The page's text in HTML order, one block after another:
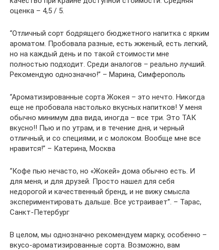
оценка – 4,5 / 5.
“Отличный сорт бодрящего бюджетного напитка с ярким
ароматом. Пробовала разные, есть жженый, есть легкий,
но на каждый день и по такой стоимости мне
полностью подходит. Среди аналогов – реально лучший.
Рекомендую однозначно!” – Марина, Симферополь
“Ароматизированные сорта Жокея – это нечто. Никогда
еще не пробовала настолько вкусных напитков! У меня
обычно минимум два вида, иногда – все три. Это ТАК
вкусно!! Пью и по утрам, и в течение дня, и черный
отличный, и со специями, и с молоком. Вообще мне все
нравится!” – Катерина, Москва
“Кофе пью нечасто, но «Жокей» дома обычно есть. И
для меня, и для друзей. Просто нашел для себя
недорогой и качественный бренд, и не вижу смысла
экспериментировать дальше. Все устраивает”. – Тарас,
Санкт-Петербург
В целом, мы однозначно рекомендуем марку, особенно –
вкусо-ароматизированные сорта. Возможно, вам